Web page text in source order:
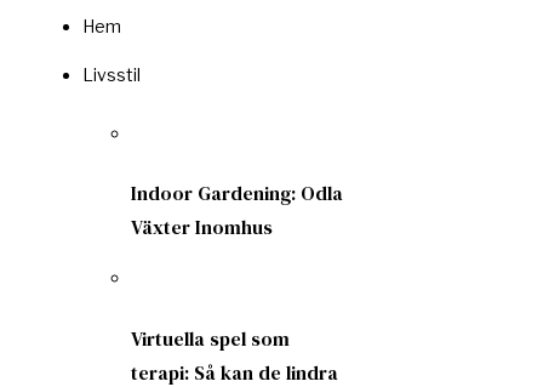
Hem
Livsstil
Indoor Gardening: Odla
Växter Inomhus
Virtuella spel som
terapi: Så kan de lindra